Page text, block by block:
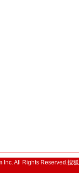
Inc. All Rights Reserved.搜